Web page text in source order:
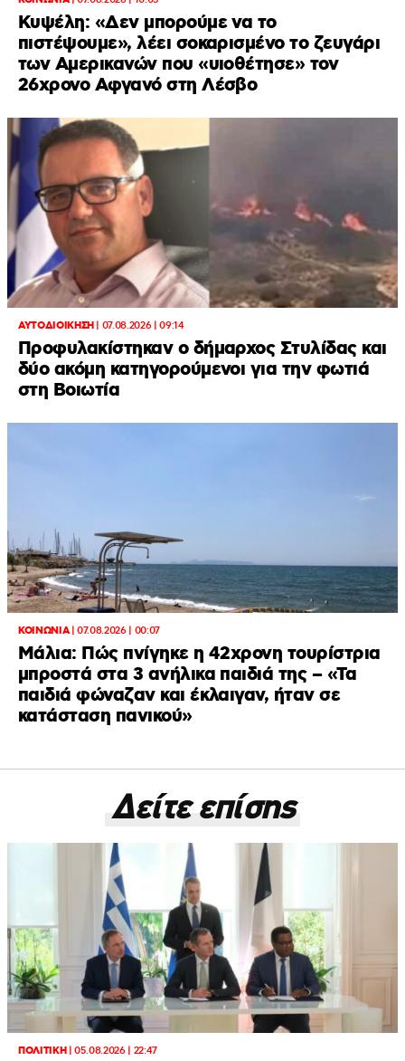
Κυψέλη: «Δεν μπορούμε να το
πιστέψουμε», λέει σοκαρισμένο το ζευγάρι
των Αμερικανών που «υιοθέτησε» τον
26χρονο Αφγανό στη Λέσβο
ΑΥΤΟΔΙΟΙΚΗΣΗ| 07.08.2026 | 09:14
Προφυλακίστηκαν ο δήμαρχος Στυλίδας και
δύο ακόμη κατηγορούμενοι για την φωτιά
στη Βοιωτία
ΚΟΙΝΩΝΙΑ|07.08.2026 | 00:07
Μάλια: Πώς πνίγηκε η 42χρονη τουρίστρια
μπροστά στα 3 ανήλικα παιδιά της – «Τα
παιδιά φώναζαν και έκλαιγαν, ήταν σε
κατάσταση πανικού»
Δείτε επίσης
ΠΟΛΙΤΙΚΗ|05.08.2026 | 22:47